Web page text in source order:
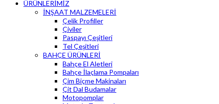
ÜRÜNLERİMİZ
İNŞAAT MALZEMELERİ
Çelik Profiller
Çiviler
Paspayı Çeşitleri
Tel Çeşitleri
BAHÇE ÜRÜNLERİ
Bahçe El Aletleri
Bahçe İlaçlama Pompaları
Çim Biçme Makinaları
Çit Dal Budamalar
Motopomplar